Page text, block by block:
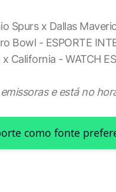
Spurs x Dallas
Bowl - ESPORTE
California - WATCH
e está no
como fonte